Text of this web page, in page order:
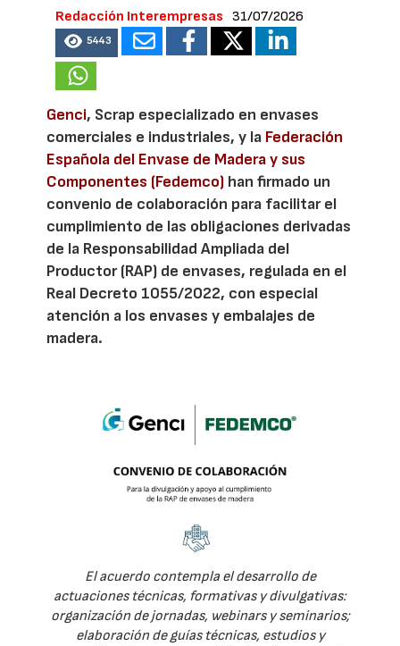
Redacción Interempresas 31/07/2026
5443
Genci, Scrap especializado en envases
comerciales e industriales, y la Federación
Española del Envase de Madera y sus
Componentes (Fedemco) han firmado un
convenio de colaboración para facilitar el
cumplimiento de las obligaciones derivadas
de la Responsabilidad Ampliada del
Productor (RAP) de envases, regulada en el
Real Decreto 1055/2022, con especial
atención a los envases y embalajes de
madera.
El acuerdo contempla el desarrollo de
actuaciones técnicas, formativas y divulgativas:
organización de jornadas, webinars y seminarios;
elaboración de guías técnicas, estudios y